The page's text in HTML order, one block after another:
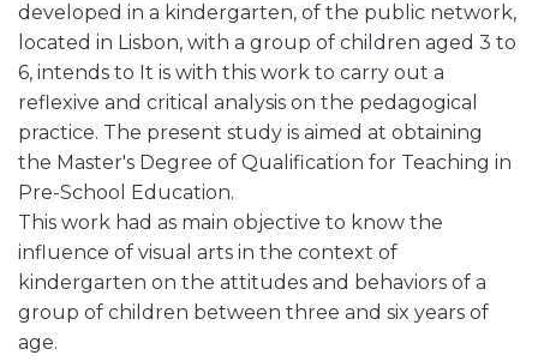
developed in a kindergarten, of the public network,
located in Lisbon, with a group of children aged 3 to
6, intends to It is with this work to carry out a
reflexive and critical analysis on the pedagogical
practice. The present study is aimed at obtaining
the Master's Degree of Qualification for Teaching in
Pre-School Education.
This work had as main objective to know the
influence of visual arts in the context of
kindergarten on the attitudes and behaviors of a
group of children between three and six years of
age.